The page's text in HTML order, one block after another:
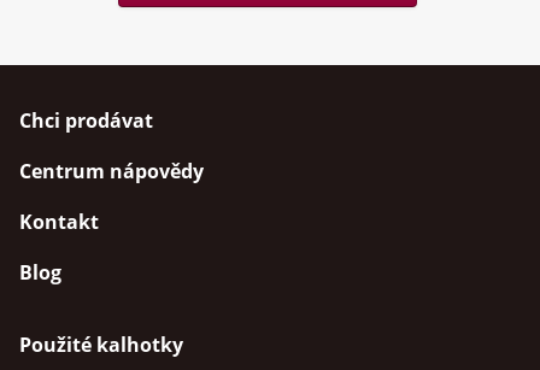
Chci prodávat
Centrum nápovědy
Kontakt
Blog
Použité kalhotky